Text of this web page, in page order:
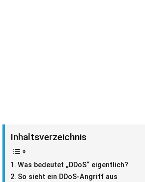
Inhaltsverzeichnis
Was bedeutet „DDoS“ eigentlich?
So sieht ein DDoS-Angriff aus